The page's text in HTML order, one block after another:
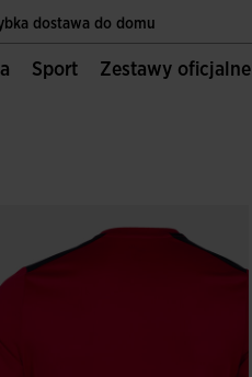
dostawa do domu
strona internetowa JOMA SPORT
Sport Zestawy oficjalne